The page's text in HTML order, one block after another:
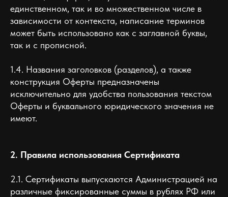
единственном, так и во множественном числе в
зависимости от контекста, написание терминов
может быть использовано как с заглавной буквы,
так и с прописной.
1.4. Названия заголовков (разделов), а также
конструкция Оферты предназначены
исключительно для удобства пользования текстом
Оферты и буквального юридического значения не
имеют.
2. Правила использования Сертификата
2.1. Сертификаты выпускаются Администрацией на
различные фиксированные суммы в рублях РФ или